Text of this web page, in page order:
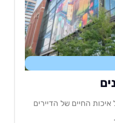
של הדיירים